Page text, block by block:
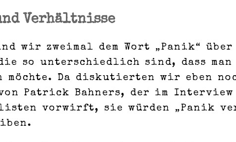
Verhältnisse
wir zweimal dem Wort „Panik“ über
die so unterschiedlich sind, dass
möchte. Da diskutierten wir eben
Patrick Bahners, der im
vorwirft, sie würden „Panik